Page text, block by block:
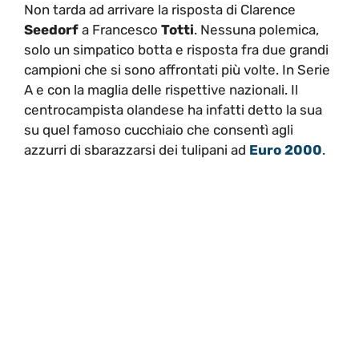
Non tarda ad arrivare la risposta di Clarence
Seedorf a Francesco Totti. Nessuna polemica,
solo un simpatico botta e risposta fra due grandi
campioni che si sono affrontati più volte. In Serie
A e con la maglia delle rispettive nazionali. Il
centrocampista olandese ha infatti detto la sua
su quel famoso cucchiaio che consentì agli
azzurri di sbarazzarsi dei tulipani ad Euro 2000.